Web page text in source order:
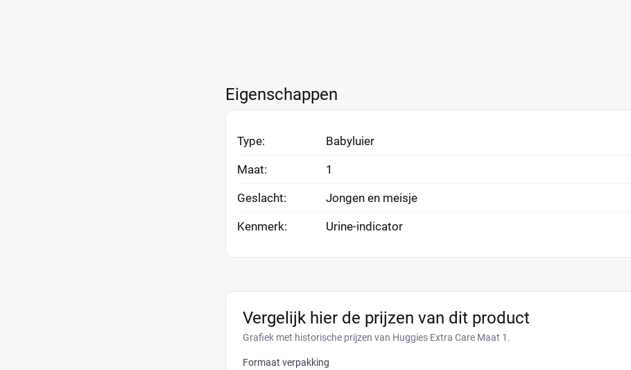
Eigenschappen
Type: Babyluier
Maat: 1
Geslacht: Jongen en meisje
Kenmerk: Urine-indicator
Vergelijk hier de prijzen van dit product
Grafiek met historische prijzen van Huggies Extra Care Maat 1.
Formaat verpakking